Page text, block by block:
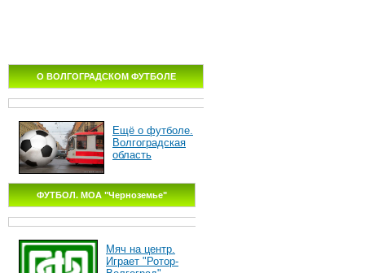
О ВОЛГОГРАДСКОМ ФУТБОЛЕ
Ещё о футболе.
Волгоградская
область
ФУТБОЛ. МОА "Черноземье"
Мяч на центр.
Играет "Ротор-